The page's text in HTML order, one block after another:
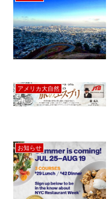
アメリカ大自然
お知らせ